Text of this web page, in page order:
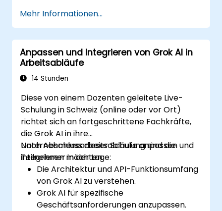
Trendanalyse automatisieren können.
KI zur gezielten Ansprache persönlicher
Zielgruppen einsetzen können.
Ethische und effektive Anwendung von KI
im Social-Media-Marketing sicherstellen
können.
Mehr Informationen...
Anpassen und Integrieren von Grok AI in
Arbeitsabläufe
14 Stunden
Diese von einem Dozenten geleitete Live-
Schulung in Schweiz (online oder vor Ort)
richtet sich an fortgeschrittene Fachkräfte,
die Grok AI in ihre
Unternehmensarbeitsabläufe anpassen und
integrieren möchten.
Nach Abschluss dieser Schulung sind die
Teilnehmer in der Lage:
Die Architektur und API-Funktionsumfang
von Grok AI zu verstehen.
Grok AI für spezifische
Geschäftsanforderungen anzupassen.